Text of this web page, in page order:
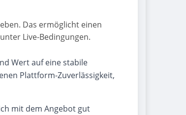
Das ermöglicht einen
Live-Bedingungen.
Wert auf eine stabile
Plattform-Zuverlässigkeit,
mit dem Angebot gut